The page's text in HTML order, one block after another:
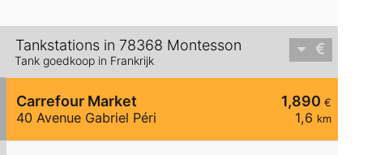
Tankstations in 78368 Montesson
Tank goedkoop in Frankrijk
1,890 €
1,6 km
Carrefour Market
40 Avenue Gabriel Péri